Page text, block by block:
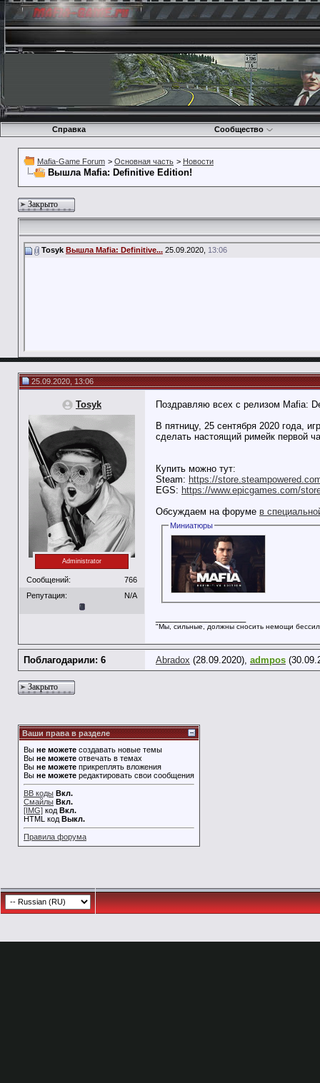
Справка Сообщество
Mafia-Game Forum > Основная часть > Новости
Вышла Mafia: Definitive Edition!
Закрыто
Tosyk Вышла Mafia: Definitive... 25.09.2020, 13:06
25.09.2020, 13:06
Tosyk
Administrator
Сообщений:
766
Репутация:
N/A
Поздравляю всех с релизом Mafia:
В пятницу, 25 сентября 2020 года,
сделать настоящий римейк первой
Купить можно тут:
Steam: https://
EGS: https://www.epicgames.com/
Обсуждаем на форуме в
Миниатюры
"Мы, сильные, должны сносить немощи
Поблагодарили: 6 Abradox (28.09.2020), admpos
Закрыто
Ваши права в разделе
Вы не можете создавать новые темы
Вы не можете отвечать в темах
Вы не можете прикреплять вложения
Вы не можете редактировать свои сообщения
BB коды Вкл.
Смайлы Вкл.
[IMG] код Вкл.
HTML код Выкл.
Правила форума